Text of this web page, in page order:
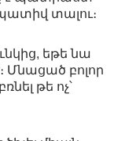
տալու։
եթե նա
Մնացած բոլոր
թե ոչ՝